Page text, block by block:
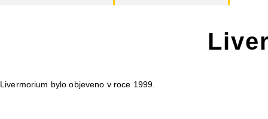
Livermorium bylo objeveno v roce 1999.